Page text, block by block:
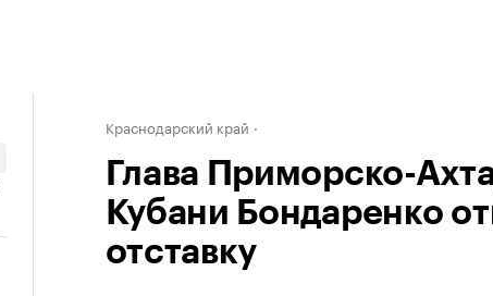
Краснодарский край
Глава Приморско-
Кубани Бондаренко
отставку